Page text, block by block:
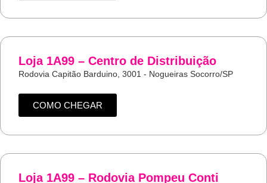
Loja 1A99 – Centro de Distribuição
Rodovia Capitão Barduino, 3001 - Nogueiras Socorro/SP
COMO CHEGAR
Loja 1A99 – Rodovia Pompeu Conti